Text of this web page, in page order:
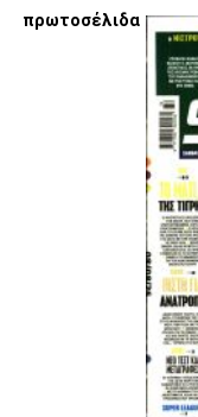
Εμείς είμαστε
Μόνο τα 4 γράμματα
ΚΑΝΕΝΑΣ δεν είναι
πρωτοσέλιδα